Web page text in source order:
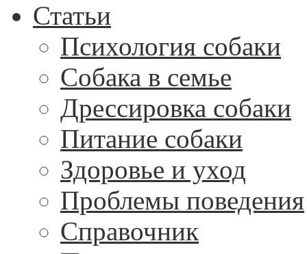
Статьи
Психология собаки
Собака в семье
Дрессировка собаки
Питание собаки
Здоровье и уход
Проблемы поведения
Справочник